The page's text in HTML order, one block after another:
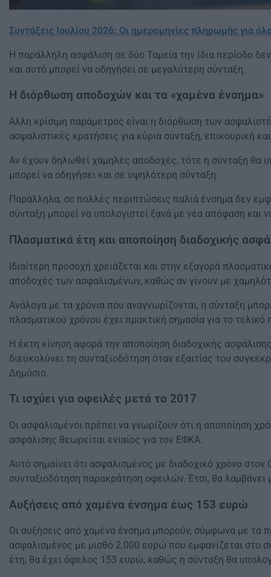
Συντάξεις Ιουλίου 2026: Οι ημερομηνίες πληρωμής για
Η παράλληλη ασφάλιση σε δύο Ταμεία την ίδια περίοδο
και αυτό μπορεί να οδηγήσει σε μεγαλύτερη σύνταξη.
Η διόρθωση αποδοχών και τα «χαμένα ένσημα»
Άλλη κρίσιμη παράμετρος είναι η διόρθωση των
ασφαλιστικές κρατήσεις για κύρια σύνταξη, επικουρική
Αν έχουν δηλωθεί χαμηλές αποδοχές, τότε η σύνταξη θα
μπορεί να οδηγήσει και σε υψηλότερη σύνταξη.
Παράλληλα, σε πολλές περιπτώσεις παλιά ένσημα δεν
σύνταξη μπορεί να υπολογιστεί ξανά με νέα απόφαση και
Πλασματικά έτη και αποποίηση διαδοχικής
Ιδιαίτερη προσοχή χρειάζεται και στην εξαγορά
αποδοχές των ασφαλισμένων, καθώς αν γίνουν με
Ανάλογα με τα χρόνια που αναγνωρίζονται, η σύνταξη
πλασματικού χρόνου έχει πρακτική σημασία για το τελικό
Η έκτη κίνηση αφορά την αποποίηση διαδοχικής
διευκολύνει τη συνταξιοδότηση όταν εξαιτίας του
Δημόσιο.
Τι ισχύει για οφειλές μετά το 2017
Οι ασφαλισμένοι πρέπει να γνωρίζουν ότι η αποποίηση
ασφάλισης θεωρείται ενιαίος για τον ΕΦΚΑ.
Αυτό σημαίνει ότι ασφαλισμένος με διαδοχικό χρόνο
συνταξιοδότηση παρακράτηση οφειλών. Έτσι, θα
Αυξήσεις από χαμένα ένσημα έως 153 ευρώ
Οι αυξήσεις από χαμένα ένσημα μπορούν, σύμφωνα με τα
ασφαλισμένος με μισθό 2.000 ευρώ που εμφανίζεται στο
έτη, θα έχει όφελος 153 ευρώ, καθώς η σύνταξη θα